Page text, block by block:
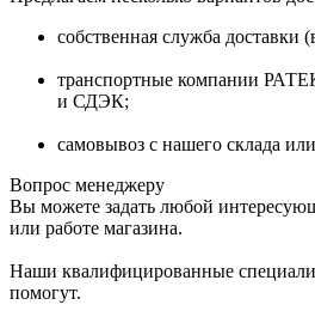
собственная служба доставки
транспортные компании
и СДЭК;
самовывоз с нашего склада
Вопрос менеджеру
Вы можете задать любой
или работе магазина.
Наши квалифицированные
помогут.